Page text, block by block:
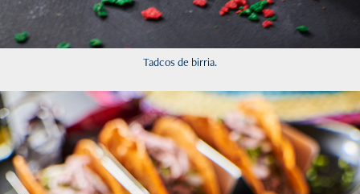
Tadcos de birria.